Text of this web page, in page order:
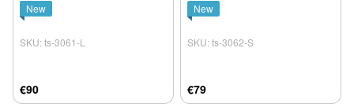
New
SKU: ts-3061-L
€90
New
SKU: ts-3062-S
€79